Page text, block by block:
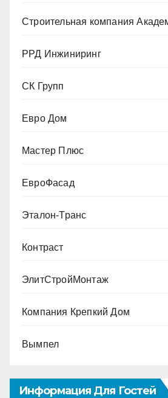
Строительная компания
РРД Инжиниринг
СК Групп
Евро Дом
Мастер Плюс
ЕвроФасад
Эталон-Транс
Контраст
ЭлитСтройМонтаж
Компания Крепкий Дом
Вымпел
Информация Для Гостей